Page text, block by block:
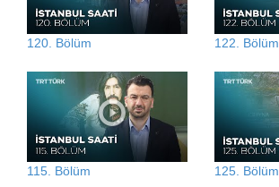
120. Bölüm 122. Bölüm
115. Bölüm 125. Bölüm